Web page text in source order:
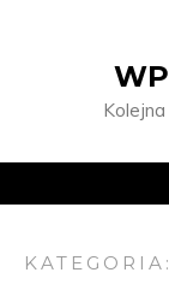
KATEGORIA: